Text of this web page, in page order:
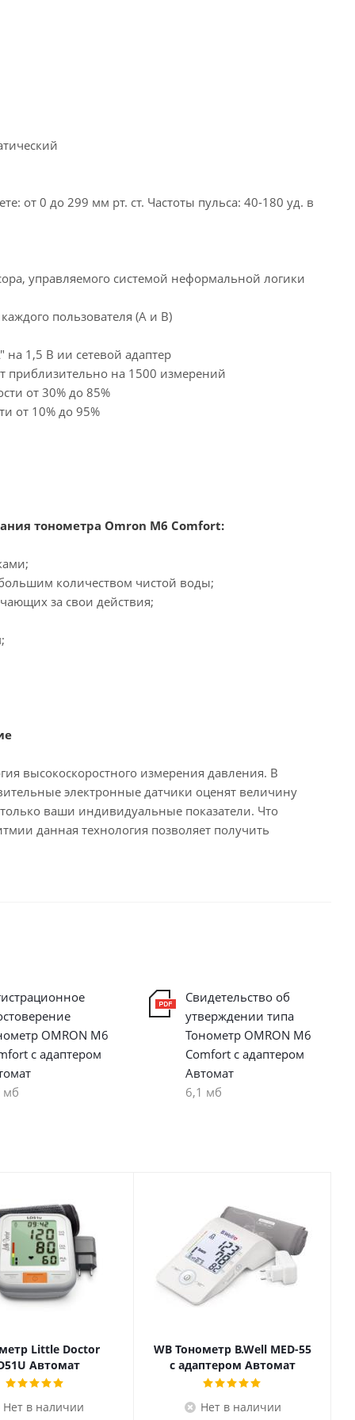
от 0 до 299 мм рт. ст. Частоты пульса: 40-180 уд. в
управляемого системой неформальной логики
пользователя (А и В)
1,5 В ии сетевой адаптер
приблизительно на 1500 измерений
от 30% до 85%
от 10% до 95%
тонометра Omron M6 Comfort:
количеством чистой воды;
за свои действия;
высокоскоростного измерения давления. В
электронные датчики оценят величину
ваши индивидуальные показатели. Что
данная технология позволяет получить
OMRON M6
с адаптером
мб
Свидетельство об
утверждении типа
Тонометр OMRON M6
Comfort с адаптером
Автомат
6,1 мб
Little Doctor
Автомат
Нет в наличии
WB Тонометр B.Well MED-55
с адаптером Автомат
Нет в наличии